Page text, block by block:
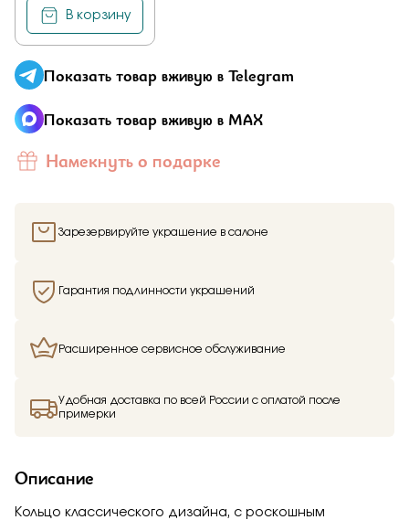
В корзину
Показать товар вживую в Telegram
Показать товар вживую в MAX
Намекнуть о подарке
Зарезервируйте украшение в салоне
Гарантия подлинности украшений
Расширенное сервисное обслуживание
Удобная доставка по всей России с оплатой после
примерки
Описание
Кольцо классического дизайна, с роскошным